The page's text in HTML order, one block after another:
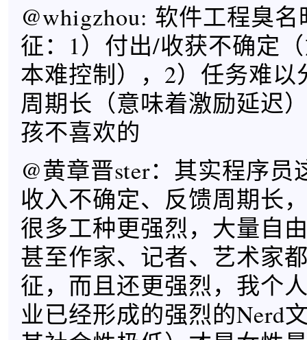
@whigzhou: 软件工程臭
征：1）付出/收获不确定
本难控制），2）任务难以
周期长（意味着激励延迟
孩不喜欢的
@黄章晋ster：其实程序员
收入不确定、反馈周期长
很多工种更强烈，大量自
甚至作家、记者、艺术家
征，而且还更强烈，我个
业已经形成的强烈的Nerd